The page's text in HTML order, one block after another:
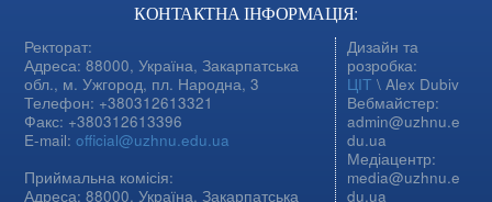
КОНТАКТНА ІНФОРМАЦІЯ:
Ректорат:
Адреса: 88000, Україна, Закарпатська
обл., м. Ужгород, пл. Народна, 3
Телефон: +380312613321
Факс: +380312613396
E-mail:official@uzhnu.edu.ua
Приймальна комісія:
Адреса: 88000, Україна, Закарпатська
Дизайн та
розробка:
ЦІТ \ Alex Dubiv
Вебмайстер:
admin@uzhnu.e
du.ua
Медіацентр:
media@uzhnu.e
du.ua